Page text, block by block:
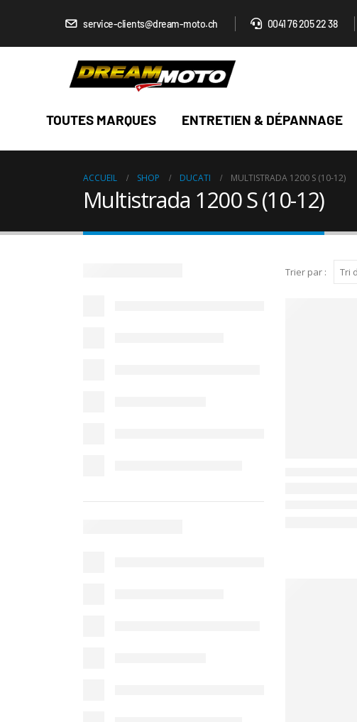
service-clients@dream-moto.ch 0041 76 205 22 38
TOUTES MARQUES ENTRETIEN & DÉPANNAGE
ACCUEIL SHOP DUCATI MULTISTRADA 1200 S (10-12)
Multistrada 1200 S (10-12)
Trier par :